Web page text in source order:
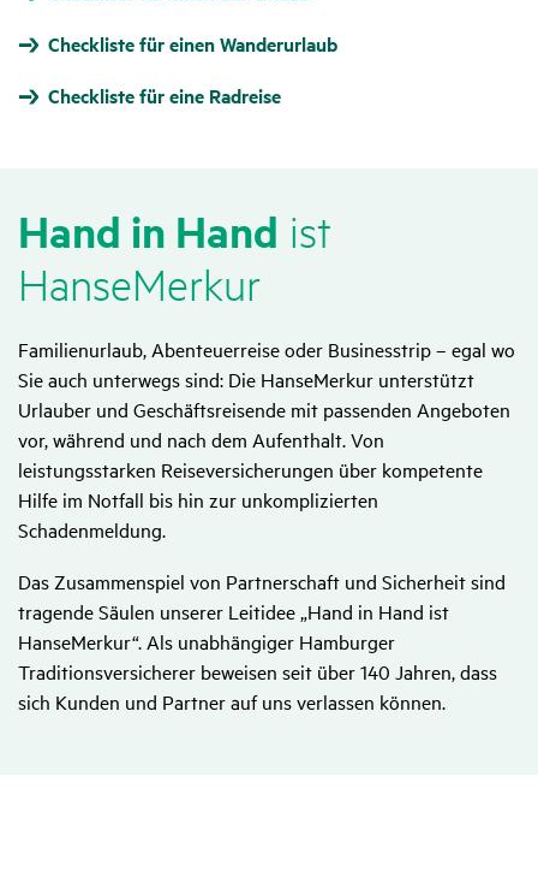
Checkliste für einen Wanderurlaub
Checkliste für eine Radreise
Hand in Hand ist
HanseMerkur
Familienurlaub, Abenteuerreise oder Businesstrip – egal wo
Sie auch unterwegs sind: Die HanseMerkur unterstützt
Urlauber und Geschäftsreisende mit passenden Angeboten
vor, während und nach dem Aufenthalt. Von
leistungsstarken Reiseversicherungen über kompetente
Hilfe im Notfall bis hin zur unkomplizierten
Schadenmeldung.
Das Zusammenspiel von Partnerschaft und Sicherheit sind
tragende Säulen unserer Leitidee „Hand in Hand ist
HanseMerkur“. Als unabhängiger Hamburger
Traditionsversicherer beweisen seit über 140 Jahren, dass
sich Kunden und Partner auf uns verlassen können.